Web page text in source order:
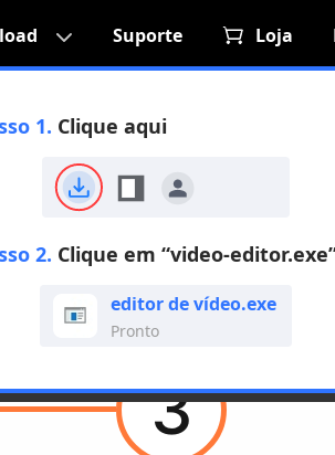
Suporte Loja
Windows
3
1. Clique aqui
2. Clique em “video-
editor de vídeo.exe
Pronto